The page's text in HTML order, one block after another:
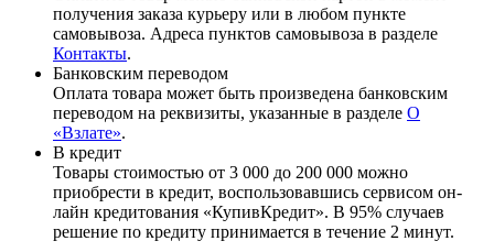
получения заказа курьеру или в любом пункте
самовывоза. Адреса пунктов самовывоза в разделе
Контакты.
Банковским переводом
Оплата товара может быть произведена банковским
переводом на реквизиты, указанные в разделе О
«Взлате».
В кредит
Товары стоимостью от 3 000 до 200 000 можно
приобрести в кредит, воспользовавшись сервисом он-
лайн кредитования «КупивКредит». В 95% случаев
решение по кредиту принимается в течение 2 минут.